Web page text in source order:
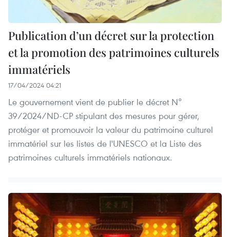
Publication d’un décret sur la protection
et la promotion des patrimoines culturels
immatériels
17/04/2024 04:21
Le gouvernement vient de publier le décret N°
39/2024/ND-CP stipulant des mesures pour gérer,
protéger et promouvoir la valeur du patrimoine culturel
immatériel sur les listes de l'UNESCO et la Liste des
patrimoines culturels immatériels nationaux.